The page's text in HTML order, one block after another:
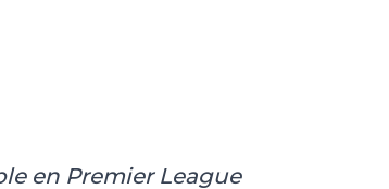
en Premier League